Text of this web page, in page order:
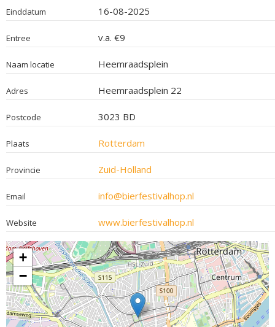
Einddatum 16-08-2025
Entree v.a. €9
Naam locatie Heemraadsplein
Adres Heemraadsplein 22
Postcode 3023 BD
Plaats Rotterdam
Provincie Zuid-Holland
Email info@bierfestivalhop.nl
Website www.bierfestivalhop.nl
+
−